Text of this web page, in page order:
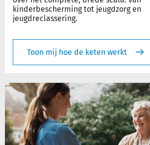
kinderbescherming tot jeugdzorg en
jeugdreclassering.
Toon mij hoe de keten werkt